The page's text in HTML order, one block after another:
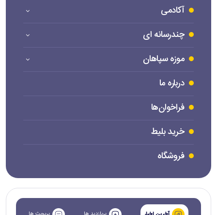
آکادمی
چندرسانه ای
موزه سپاهان
درباره ما
فراخوان‌ها
خرید بلیط
فروشگاه